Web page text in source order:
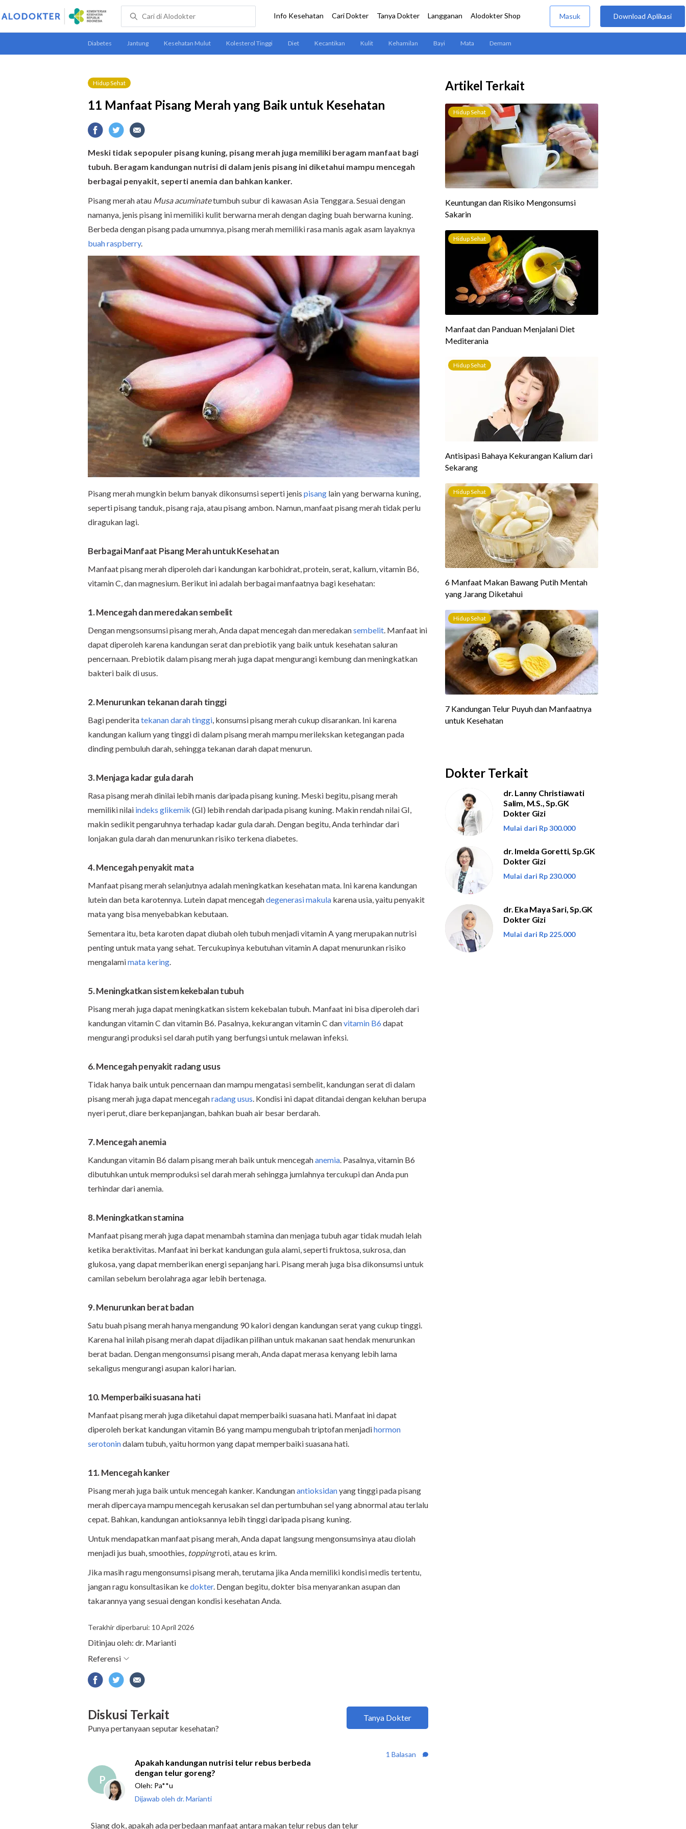
Hidup Sehat
11 Manfaat Pisang Merah yang Baik untuk Kesehatan
Meski tidak sepopuler pisang kuning, pisang merah juga memiliki beragam manfaat bagi
tubuh. Beragam kandungan nutrisi di dalam jenis pisang ini diketahui mampu mencegah
berbagai penyakit, seperti anemia dan bahkan kanker.
Pisang merah atau Musa acuminatetumbuh subur di kawasan Asia Tenggara. Sesuai dengan
namanya, jenis pisang ini memiliki kulit berwarna merah dengan daging buah berwarna kuning.
Berbeda dengan pisang pada umumnya, pisang merah memiliki rasa manis agak asam layaknya
buah raspberry.
Pisang merah mungkin belum banyak dikonsumsi seperti jenis pisang lain yang berwarna kuning,
seperti pisang tanduk, pisang raja, atau pisang ambon. Namun, manfaat pisang merah tidak perlu
diragukan lagi.
Berbagai Manfaat Pisang Merah untuk Kesehatan
Manfaat pisang merah diperoleh dari kandungan karbohidrat, protein, serat, kalium, vitamin B6,
vitamin C, dan magnesium. Berikut ini adalah berbagai manfaatnya bagi kesehatan:
1. Mencegah dan meredakan sembelit
Dengan mengsonsumsi pisang merah, Anda dapat mencegah dan meredakansembelit. Manfaat ini
dapat diperoleh karena kandungan serat dan prebiotik yang baik untuk kesehatan saluran
pencernaan. Prebiotik dalam pisang merah juga dapat mengurangi kembung dan meningkatkan
bakteri baik di usus.
2. Menurunkan tekanan darah tinggi
Bagi penderitatekanan darah tinggi, konsumsi pisang merah cukup disarankan. Ini karena
kandungan kalium yang tinggi di dalam pisang merah mampu merilekskan ketegangan pada
dinding pembuluh darah, sehingga tekanan darah dapat menurun.
3. Menjaga kadar gula darah
Rasa pisang merah dinilai lebih manis daripada pisang kuning. Meski begitu, pisang merah
memiliki nilai indeks glikemik (GI) lebih rendah daripada pisang kuning. Makin rendah nilai GI,
makin sedikit pengaruhnya terhadap kadar gula darah. Dengan begitu, Anda terhindar dari
lonjakan gula darah dan menurunkan risiko terkena diabetes.
4. Mencegah penyakit mata
Manfaat pisang merah selanjutnya adalah meningkatkan kesehatan mata. Ini karena kandungan
lutein dan beta karotennya. Lutein dapat mencegahdegenerasi makula karena usia, yaitu penyakit
mata yang bisa menyebabkan kebutaan.
Sementara itu, beta karoten dapat diubah oleh tubuh menjadi vitamin A yang merupakan nutrisi
penting untuk mata yang sehat. Tercukupinya kebutuhan vitamin A dapat menurunkan risiko
mengalamimata kering.
5. Meningkatkan sistem kekebalan tubuh
Pisang merah juga dapat meningkatkan sistem kekebalan tubuh. Manfaat ini bisa diperoleh dari
kandungan vitamin C dan vitamin B6. Pasalnya, kekurangan vitamin C danvitamin B6 dapat
mengurangi produksi sel darah putih yang berfungsi untuk melawan infeksi.
6. Mencegah penyakit radang usus
Tidak hanya baik untuk pencernaan dan mampu mengatasi sembelit, kandungan serat di dalam
pisang merah juga dapat mencegahradang usus. Kondisi ini dapat ditandai dengan keluhan berupa
nyeri perut, diare berkepanjangan, bahkan buah air besar berdarah.
7. Mencegah anemia
Kandungan vitamin B6 dalam pisang merah baik untuk mencegahanemia. Pasalnya, vitamin B6
dibutuhkan untuk memproduksi sel darah merah sehingga jumlahnya tercukupi dan Anda pun
terhindar dari anemia.
8. Meningkatkan stamina
Manfaat pisang merah juga dapat menambah stamina dan menjaga tubuh agar tidak mudah lelah
ketika beraktivitas. Manfaat ini berkat kandungan gula alami, seperti fruktosa, sukrosa, dan
glukosa, yang dapat memberikan energi sepanjang hari. Pisang merah juga bisa dikonsumsi untuk
camilan sebelum berolahraga agar lebih bertenaga.
9. Menurunkan berat badan
Satu buah pisang merah hanya mengandung 90 kalori dengan kandungan serat yang cukup tinggi.
Karena hal inilah pisang merah dapat dijadikan pilihan untuk makanan saat hendak menurunkan
berat badan. Dengan mengonsumsi pisang merah, Anda dapat merasa kenyang lebih lama
sekaligus mengurangi asupan kalori harian.
10. Memperbaiki suasana hati
Manfaat pisang merah juga diketahui dapat memperbaiki suasana hati. Manfaat ini dapat
diperoleh berkat kandungan vitamin B6 yang mampu mengubah triptofan menjadihormon
serotonindalam tubuh, yaitu hormon yang dapat memperbaiki suasana hati.
11. Mencegah kanker
Pisang merah juga baik untuk mencegah kanker. Kandunganantioksidanyang tinggi pada pisang
merah dipercaya mampu mencegah kerusakan sel dan pertumbuhan sel yang abnormal atau terlalu
cepat. Bahkan, kandungan antioksannya lebih tinggi daripada pisang kuning.
Untuk mendapatkan manfaat pisang merah, Anda dapat langsung mengonsumsinya atau diolah
menjadi jus buah, smoothies, toppingroti, atau es krim.
Jika masih ragu mengonsumsi pisang merah, terutama jika Anda memiliki kondisi medis tertentu,
jangan ragu konsultasikan kedokter. Dengan begitu, dokter bisa menyarankan asupan dan
takarannya yang sesuai dengan kondisi kesehatan Anda.
Terakhir diperbarui: 10 April 2026
Artikel Terkait
Dokter Terkait